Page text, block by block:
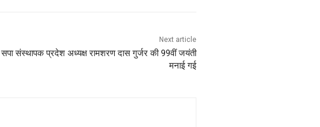
Next article
सपा संस्थापक प्रदेश अध्यक्ष रामशरण दास गुर्जर की 99वीं जयंती
मनाई गई